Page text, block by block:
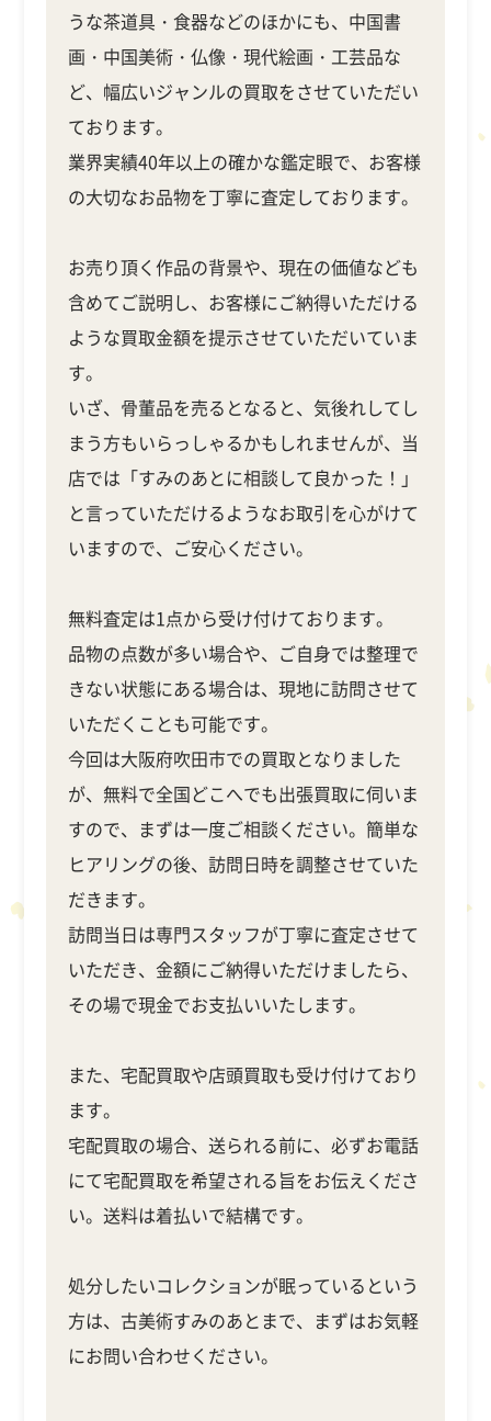
うな茶道具・食器などのほかにも、中国書
画・中国美術・仏像・現代絵画・工芸品な
ど、幅広いジャンルの買取をさせていただい
ております。
業界実績40年以上の確かな鑑定眼で、お客様
の大切なお品物を丁寧に査定しております。
お売り頂く作品の背景や、現在の価値なども
含めてご説明し、お客様にご納得いただける
ような買取金額を提示させていただいていま
す。
いざ、骨董品を売るとなると、気後れしてし
まう方もいらっしゃるかもしれませんが、当
店では「すみのあとに相談して良かった！」
と言っていただけるようなお取引を心がけて
いますので、ご安心ください。
無料査定は1点から受け付けております。
品物の点数が多い場合や、ご自身では整理で
きない状態にある場合は、現地に訪問させて
いただくことも可能です。
今回は大阪府吹田市での買取となりました
が、無料で全国どこへでも出張買取に伺いま
すので、まずは一度ご相談ください。簡単な
ヒアリングの後、訪問日時を調整させていた
だきます。
訪問当日は専門スタッフが丁寧に査定させて
いただき、金額にご納得いただけましたら、
その場で現金でお支払いいたします。
また、宅配買取や店頭買取も受け付けており
ます。
宅配買取の場合、送られる前に、必ずお電話
にて宅配買取を希望される旨をお伝えくださ
い。送料は着払いで結構です。
処分したいコレクションが眠っているという
方は、古美術すみのあとまで、まずはお気軽
にお問い合わせください。